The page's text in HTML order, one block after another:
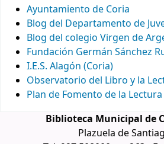
Ayuntamiento de Coria
Blog del Departamento de
Blog del colegio Virgen de
Fundación Germán Sánchez
I.E.S. Alagón (Coria)
Observatorio del Libro y la
Plan de Fomento de la
Biblioteca Municipal de
Plazuela de